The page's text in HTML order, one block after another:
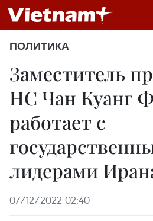
ПОЛИТИКА
Заместитель
НС Чан Куанг
работает с
лидерами
07/12/2022 02:40